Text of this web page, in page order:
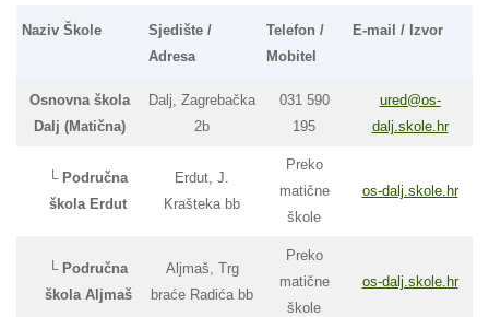
Naziv Škole
Sjedište /
Adresa
Telefon /
Mobitel
E-mail / Izvor
Osnovna škola
Dalj (Matična)
Dalj, Zagrebačka
2b
031 590
195
ured@os-
dalj.skole.hr
└ Područna
škola Erdut
Erdut, J.
Krašteka bb
Preko
matične
škole
os-dalj.skole.hr
└ Područna
škola Aljmaš
Aljmaš, Trg
braće Radića bb
Preko
matične
škole
os-dalj.skole.hr